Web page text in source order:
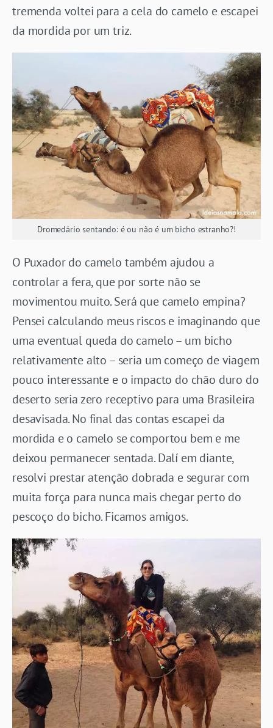
tremenda voltei para a cela do camelo e escapei
da mordida por um triz.
Dromedário sentando: é ou não é um bicho estranho?!
O Puxador do camelo também ajudou a
controlar a fera, que por sorte não se
movimentou muito. Será que camelo empina?
Pensei calculando meus riscos e imaginando que
uma eventual queda do camelo – um bicho
relativamente alto – seria um começo de viagem
pouco interessante e o impacto do chão duro do
deserto seria zero receptivo para uma Brasileira
desavisada. No final das contas escapei da
mordida e o camelo se comportou bem e me
deixou permanecer sentada. Dalí em diante,
resolvi prestar atenção dobrada e segurar com
muita força para nunca mais chegar perto do
pescoço do bicho. Ficamos amigos.